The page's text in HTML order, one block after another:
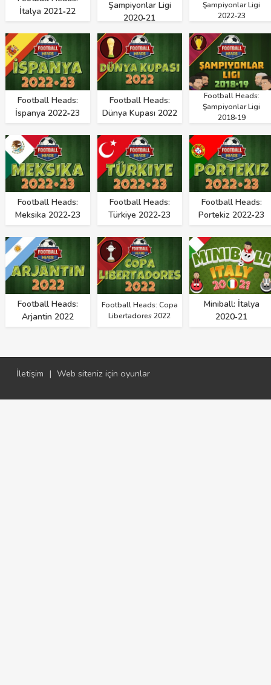
İtalya 2021‑22
Şampiyonlar Ligi
2020‑21
Şampiyonlar Ligi
2022‑23
Football Heads:
İspanya 2022‑23
Football Heads:
Dünya Kupası 2022
Football Heads:
Şampiyonlar Ligi
2018‑19
Football Heads:
Meksika 2022‑23
Football Heads:
Türkiye 2022‑23
Football Heads:
Portekiz 2022‑23
Football Heads:
Arjantin 2022
Football Heads: Copa
Libertadores 2022
Miniball: İtalya
2020‑21
İletişim | Web siteniz için oyunlar